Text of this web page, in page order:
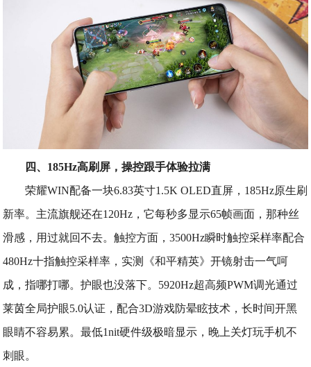
四、185Hz高刷屏，操控跟手体验拉满
荣耀WIN配备一块6.83英寸1.5K OLED直屏，185Hz原生刷
新率。主流旗舰还在120Hz，它每秒多显示65帧画面，那种丝
滑感，用过就回不去。触控方面，3500Hz瞬时触控采样率配合
480Hz十指触控采样率，实测《和平精英》开镜射击一气呵
成，指哪打哪。护眼也没落下。5920Hz超高频PWM调光通过
莱茵全局护眼5.0认证，配合3D游戏防晕眩技术，长时间开黑
眼睛不容易累。最低1nit硬件级极暗显示，晚上关灯玩手机不
刺眼。